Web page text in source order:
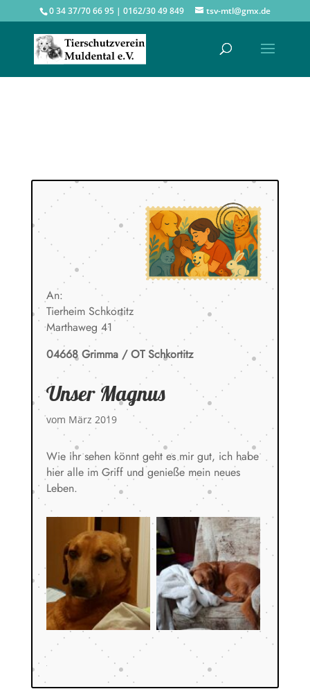
0 34 37/70 66 95 | 0162/30 49 849 tsv-mtl@gmx.de
An:
Tierheim Schkortitz
Marthaweg 41
04668 Grimma / OT Schkortitz
Unser Magnus
vom März 2019
Wie ihr sehen könnt geht es mir gut, ich habe
hier alle im Griff und genieße mein neues
Leben.